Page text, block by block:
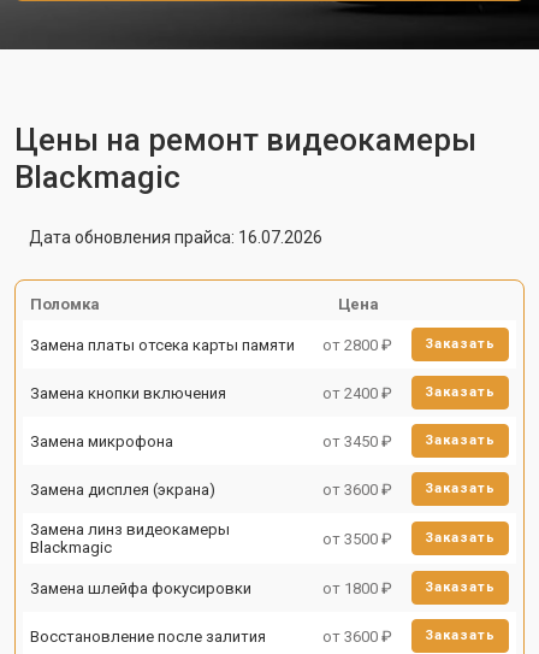
Цены на ремонт видеокамеры
Blackmagic
Дата обновления прайса: 16.07.2026
Поломка Цена
Замена платы отсека карты памяти от 2800 ₽ Заказать
Замена кнопки включения от 2400 ₽ Заказать
Замена микрофона от 3450 ₽ Заказать
Замена дисплея (экрана) от 3600 ₽ Заказать
Замена линз видеокамеры
Blackmagic
от 3500 ₽ Заказать
Замена шлейфа фокусировки от 1800 ₽ Заказать
Восстановление после залития от 3600 ₽ Заказать